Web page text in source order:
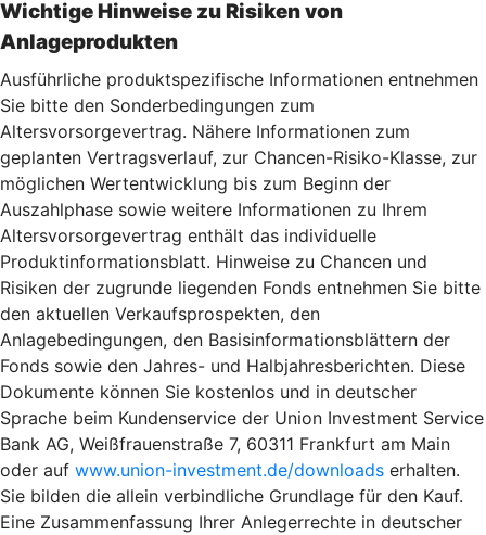
Wichtige Hinweise zu Risiken von
Anlageprodukten
Ausführliche produktspezifische Informationen entnehmen
Sie bitte den Sonderbedingungen zum
Altersvorsorgevertrag. Nähere Informationen zum
geplanten Vertragsverlauf, zur Chancen-Risiko-Klasse, zur
möglichen Wertentwicklung bis zum Beginn der
Auszahlphase sowie weitere Informationen zu Ihrem
Altersvorsorgevertrag enthält das individuelle
Produktinformationsblatt. Hinweise zu Chancen und
Risiken der zugrunde liegenden Fonds entnehmen Sie bitte
den aktuellen Verkaufsprospekten, den
Anlagebedingungen, den Basisinformationsblättern der
Fonds sowie den Jahres- und Halbjahresberichten. Diese
Dokumente können Sie kostenlos und in deutscher
Sprache beim Kundenservice der Union Investment Service
Bank AG, Weißfrauenstraße 7, 60311 Frankfurt am Main
oder auf www.union-investment.de/downloads erhalten.
Sie bilden die allein verbindliche Grundlage für den Kauf.
Eine Zusammenfassung Ihrer Anlegerrechte in deutscher